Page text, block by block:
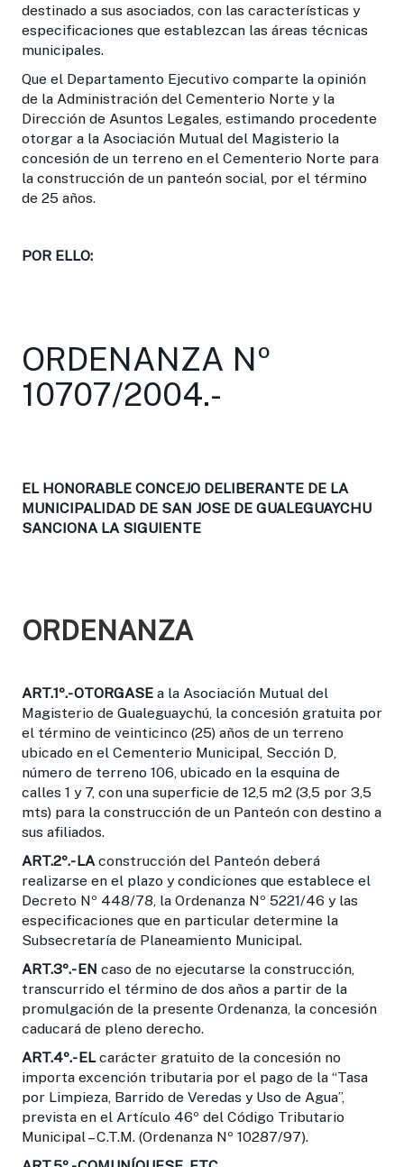
destinado a sus asociados, con las características y
especificaciones que establezcan las áreas técnicas
municipales.
Que el Departamento Ejecutivo comparte la opinión
de la Administración del Cementerio Norte y la
Dirección de Asuntos Legales, estimando procedente
otorgar a la Asociación Mutual del Magisterio la
concesión de un terreno en el Cementerio Norte para
la construcción de un panteón social, por el término
de 25 años.
POR ELLO:
ORDENANZA Nº
10707/2004.-
EL HONORABLE CONCEJO DELIBERANTE DE LA
MUNICIPALIDAD DE SAN JOSE DE GUALEGUAYCHU
SANCIONA LA SIGUIENTE
ORDENANZA
ART.1º.-OTORGASE a la Asociación Mutual del
Magisterio de Gualeguaychú, la concesión gratuita por
el término de veinticinco (25) años de un terreno
ubicado en el Cementerio Municipal, Sección D,
número de terreno 106, ubicado en la esquina de
calles 1 y 7, con una superficie de 12,5 m2 (3,5 por 3,5
mts) para la construcción de un Panteón con destino a
sus afiliados.
ART.2º.- LA construcción del Panteón deberá
realizarse en el plazo y condiciones que establece el
Decreto Nº 448/78, la Ordenanza Nº 5221/46 y las
especificaciones que en particular determine la
Subsecretaría de Planeamiento Municipal.
ART.3º.-EN caso de no ejecutarse la construcción,
transcurrido el término de dos años a partir de la
promulgación de la presente Ordenanza, la concesión
caducará de pleno derecho.
ART.4º.- ELcarácter gratuito de la concesión no
importa excención tributaria por el pago de la “Tasa
por Limpieza, Barrido de Veredas y Uso de Agua”,
prevista en el Artículo 46º del Código Tributario
Municipal – C.T.M. (Ordenanza Nº 10287/97).